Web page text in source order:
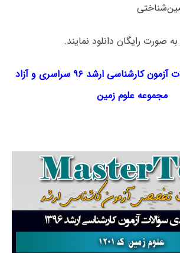
صورت رایگان دانلود نمایند.
دانلود رایگان سؤالات آزمون کارشناسی ارشد ۹۶ سراسری و آزاد
مجموعه علوم زمین